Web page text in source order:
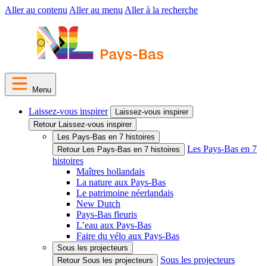
Aller au contenu Aller au menu Aller à la recherche
Menu
Laissez-vous inspirer
Laissez-vous inspirer
Retour Laissez-vous inspirer
Les Pays-Bas en 7 histoires
Retour Les Pays-Bas en 7 histoires
Les Pays-Bas en 7
histoires
Maîtres hollandais
La nature aux Pays-Bas
Le patrimoine néerlandais
New Dutch
Pays-Bas fleuris
L’eau aux Pays-Bas
Faire du vélo aux Pays-Bas
Sous les projecteurs
Retour Sous les projecteurs
Sous les projecteurs